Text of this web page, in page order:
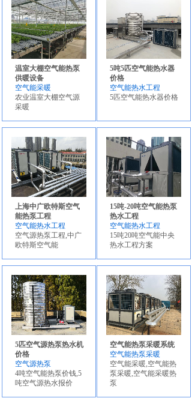
温室大棚空气能热泵
供暖设备
空气能采暖
农业温室大棚空气源
采暖
5吨5匹空气能热水器
价格
空气能热水工程
5匹空气能热水器价格
上海中广欧特斯空气
能热泵工程
空气能热水工程
空气源热泵工程,中广
欧特斯空气能
15吨-20吨空气能热泵
热水工程
空气能热水工程
15吨20吨空气能中央
热水工程方案
5匹空气源热泵热水机
价格
空气源热泵
4吨空气能热泵价钱,5
吨空气源热水报价
空气能热泵采暖系统
空气能热泵采暖
空气能采暖,空气能热
泵采暖,空气能采暖热
泵
产品
联系我们